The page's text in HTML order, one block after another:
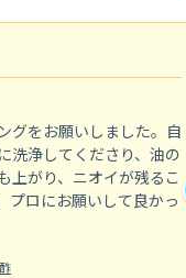
グをお願いしました。自
洗浄してくださり、油の
上がり、ニオイが残るこ
プロにお願いして良かっ